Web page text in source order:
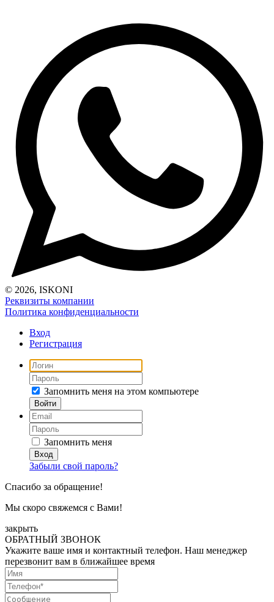
© 2026, ISKONI
Реквизиты компании
Политика конфиденциальности
Вход
Регистрация
Запомнить меня на этом компьютере
Запомнить меня
Забыли свой пароль?
Спасибо за обращение!
Мы скоро свяжемся с Вами!
закрыть
ОБРАТНЫЙ ЗВОНОК
Укажите ваше имя и контактный телефон. Наш менеджер
перезвонит вам в ближайшее время